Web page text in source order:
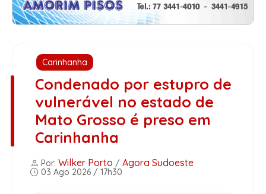
Carinhanha
Condenado por estupro de
vulnerável no estado de
Mato Grosso é preso em
Carinhanha
Por: Wilker Porto / Agora Sudoeste
03 Ago 2026 / 17h30